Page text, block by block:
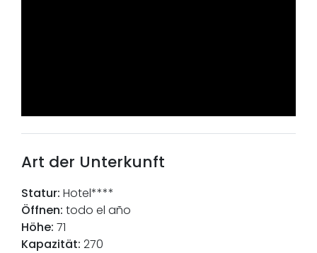
Art der Unterkunft
Statur: Hotel****
Öffnen: todo el año
Höhe: 71
Kapazität: 270